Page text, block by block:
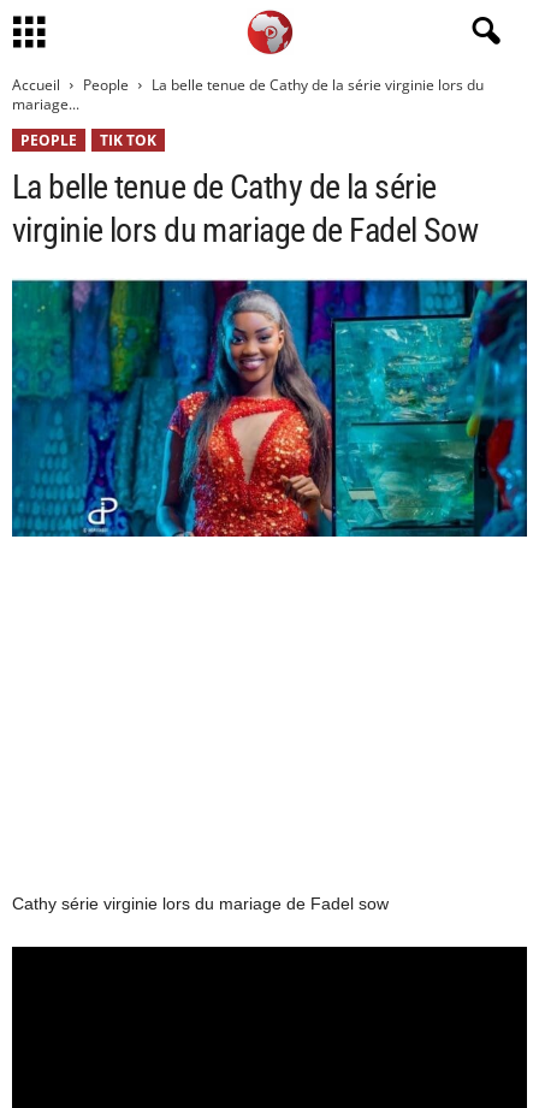
Accueil People
La belle tenue de Cathy de la série virginie lors du
mariage...
PEOPLE
TIK TOK
La belle tenue de Cathy de la série
virginie lors du mariage de Fadel Sow
Cathy série virginie lors du mariage de Fadel sow